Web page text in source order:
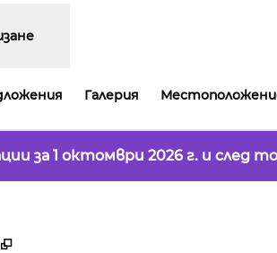
Галерия
за 1 октомври 2026 г. и след
,